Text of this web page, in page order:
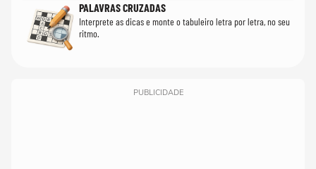
PALAVRAS CRUZADAS
Interprete as dicas e monte o tabuleiro letra por letra, no seu
ritmo.
PUBLICIDADE